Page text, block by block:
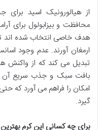
از هیالورونیک اسید برای
محافظت و بیزابولول برای
هدف خاصی انتخاب شده اند
ارمغان آورند. عدم وجود
تبدیل می کند که از واکنش
بافت سبک و جذب سریع آن
امکان را فراهم می آورد که
گیرد.
برای چه کسانی این کرم